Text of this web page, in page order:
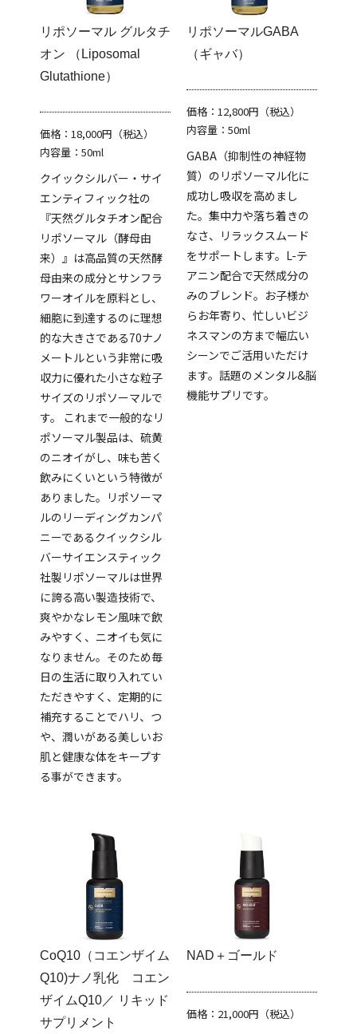
リポソーマル グルタチ
オン （Liposomal
Glutathione）
価格：18,000円（税込）
内容量：50ml
クイックシルバー・サイ
エンティフィック社の
『天然グルタチオン配合
リポソーマル（酵母由
来）』は高品質の天然酵
母由来の成分とサンフラ
ワーオイルを原料とし、
細胞に到達するのに理想
的な大きさである70ナノ
メートルという非常に吸
収力に優れた小さな粒子
サイズのリポソーマルで
す。 これまで一般的なリ
ポソーマル製品は、硫黄
のニオイがし、味も苦く
飲みにくいという特徴が
ありました。リポソーマ
ルのリーディングカンパ
ニーであるクイックシル
バーサイエンスティック
社製リポソーマルは世界
に誇る高い製造技術で、
爽やかなレモン風味で飲
みやすく、ニオイも気に
なりません。そのため毎
日の生活に取り入れてい
ただきやすく、定期的に
補充することでハリ、つ
や、潤いがある美しいお
肌と健康な体をキープす
る事ができます。
リポソーマルGABA
（ギャバ）
価格：12,800円（税込）
内容量：50ml
GABA（抑制性の神経物
質）のリポソーマル化に
成功し吸収を高めまし
た。集中力や落ち着きの
なさ、リラックスムード
をサポートします。L-テ
アニン配合で天然成分の
みのブレンド。お子様か
らお年寄り、忙しいビジ
ネスマンの方まで幅広い
シーンでご活用いただけ
ます。話題のメンタル&脳
機能サプリです。
CoQ10（コエンザイム
Q10)ナノ乳化 コエン
ザイムQ10／ リキッド
サプリメント
NAD＋ゴールド
価格：21,000円（税込）